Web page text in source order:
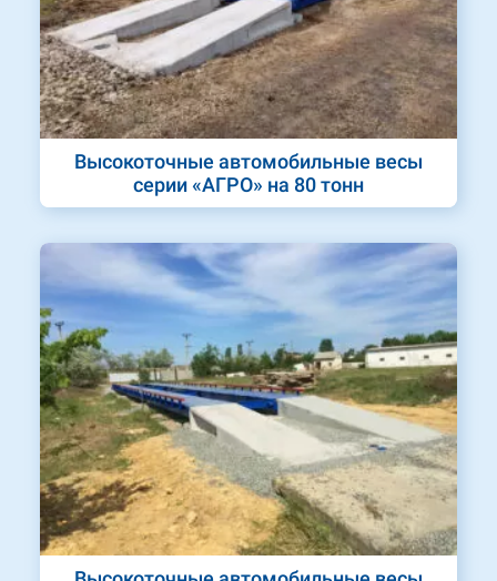
Высокоточные автомобильные весы
серии «АГРО» на 80 тонн